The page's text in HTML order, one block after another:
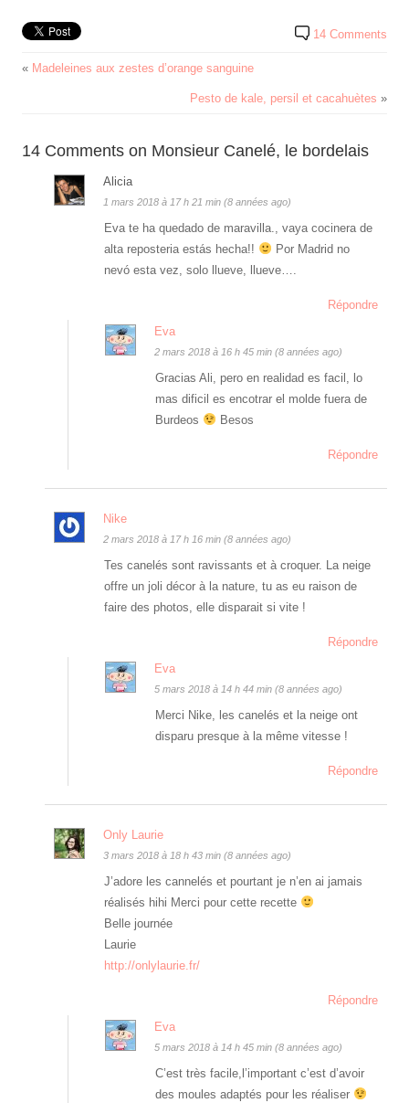
14 Comments
« Madeleines aux zestes d’orange sanguine
Pesto de kale, persil et cacahuètes »
14 Comments on Monsieur Canelé, le bordelais
Alicia
1 mars 2018 à 17 h 21 min (8 années ago)
Eva te ha quedado de maravilla., vaya cocinera de
alta reposteria estás hecha!!
Por Madrid no
nevó esta vez, solo llueve, llueve….
Répondre
Eva
2 mars 2018 à 16 h 45 min (8 années ago)
Gracias Ali, pero en realidad es facil, lo
mas dificil es encotrar el molde fuera de
Burdeos
Besos
Répondre
Nike
2 mars 2018 à 17 h 16 min (8 années ago)
Tes canelés sont ravissants et à croquer. La neige
offre un joli décor à la nature, tu as eu raison de
faire des photos, elle disparait si vite !
Répondre
Eva
5 mars 2018 à 14 h 44 min (8 années ago)
Merci Nike, les canelés et la neige ont
disparu presque à la même vitesse !
Répondre
Only Laurie
3 mars 2018 à 18 h 43 min (8 années ago)
J’adore les cannelés et pourtant je n’en ai jamais
réalisés hihi Merci pour cette recette
Belle journée
Laurie
http://onlylaurie.fr/
Répondre
Eva
5 mars 2018 à 14 h 45 min (8 années ago)
C’est très facile,l’important c’est d’avoir
des moules adaptés pour les réaliser